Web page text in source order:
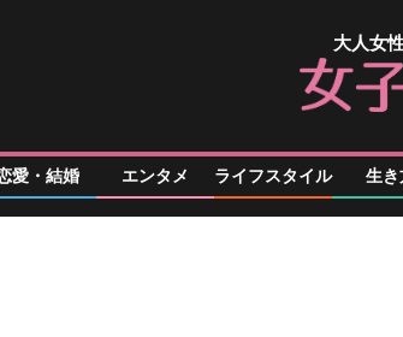
大人女
愛・結婚 エンタメ ライフスタイル 生き